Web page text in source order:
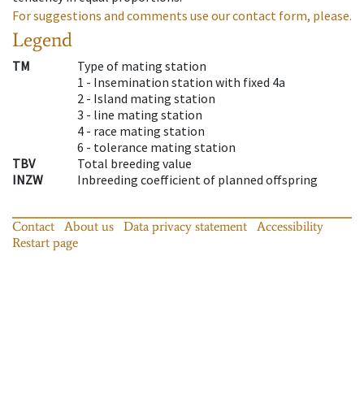
For suggestions and comments use our contact form, please.
Legend
TM
Type of mating station
1 - Insemination station with fixed 4a
2 - Island mating station
3 - line mating station
4 - race mating station
6 - tolerance mating station
TBV
Total breeding value
INZW
Inbreeding coefficient of planned offspring
Contact About us Data privacy statement
Accessibility
Restart page